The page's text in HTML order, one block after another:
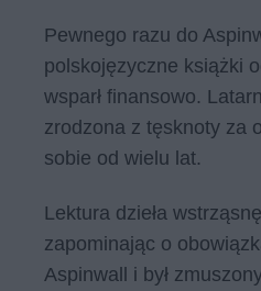
Pewnego razu do
polskojęzyczne książki
wsparł finansowo.
zrodzona z tęsknoty za
sobie od wielu lat.
Lektura dzieła
zapominając o
Aspinwall i był